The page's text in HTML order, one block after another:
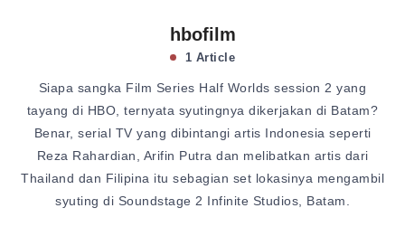
hbofilm
1 Article
Siapa sangka Film Series Half Worlds session 2 yang
tayang di HBO, ternyata syutingnya dikerjakan di Batam?
Benar, serial TV yang dibintangi artis Indonesia seperti
Reza Rahardian, Arifin Putra dan melibatkan artis dari
Thailand dan Filipina itu sebagian set lokasinya mengambil
syuting di Soundstage 2 Infinite Studios, Batam.